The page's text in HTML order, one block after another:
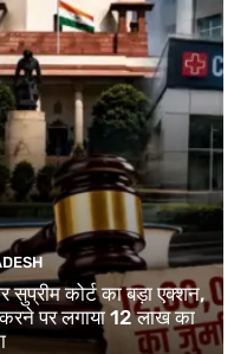
सुप्रीम कोर्ट का बड़ा एक्शन,
करने पर लगाया 12 लाख का